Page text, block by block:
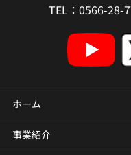
TEL：0566-28-
ホーム
事業紹介